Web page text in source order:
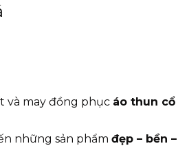
và may đồng phục áo thun
những sản phẩm đẹp – bền